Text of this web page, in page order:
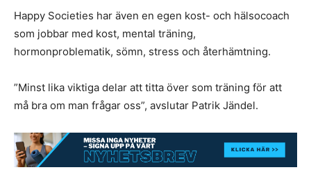
Happy Societies har även en egen kost- och hälsocoach
som jobbar med kost, mental träning,
hormonproblematik, sömn, stress och återhämtning.
”Minst lika viktiga delar att titta över som träning för att
må bra om man frågar oss”, avslutar Patrik Jändel.